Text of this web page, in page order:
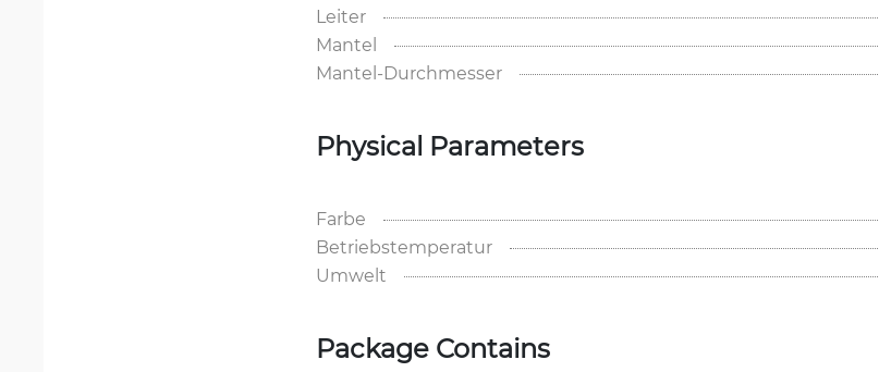
Leiter
Mantel
Mantel-Durchmesser
Physical Parameters
Farbe
Betriebstemperatur
Umwelt
Package Contains